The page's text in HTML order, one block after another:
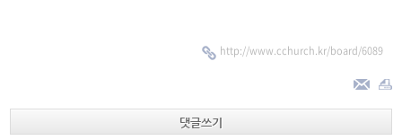
http://www.cchurch.kr/board/6089
댓글쓰기